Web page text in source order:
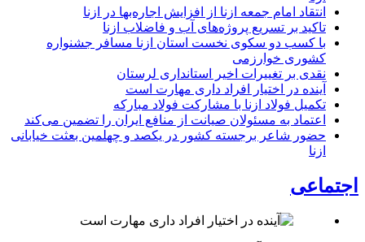
انتقاد امام جمعه ازنا از افزایش اجاره‌بها در ازنا
تاکید بر تسریع پروژه‌های آب و فاضلاب ازنا
با کسب دو سکوی نخست استان ازنا مسافر جشنواره
کشوری خوارزمی
نقدی بر تغییرات اخیر استانداری لرستان
آینده در اختیار افراد داری مهارت است
تکمیل فولاد ازنا با مشارکت فولاد مبارکه
اعتماد به مسئولان صیانت از منافع ایران را تضمین می‌کند
حضور شاعر برجسته کشور در یکصد و چهلمین بعثت خیابانی
ازنا
اجتماعی